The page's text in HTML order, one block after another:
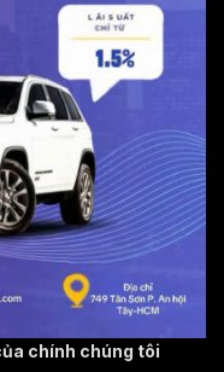
chính chúng tôi